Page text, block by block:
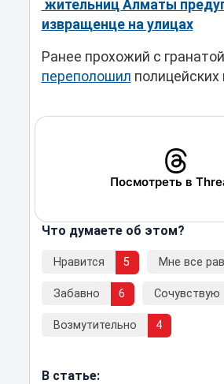
жительниц Алматы
извращенце на улицах
Ранее прохожий с гранатой
переполошил
Посмотреть в
Что думаете об этом?
Нравится 5 Мне все
Забавно 6 Сочувствую
Возмутительно 4
В статье: